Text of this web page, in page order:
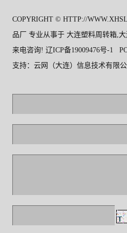
COPYRIGHT © HTTP://
品厂 专业从事于 大连塑料周转箱,
来电咨询! 辽ICP备19009476号-1
支持： 云网（大连）信息技术有限